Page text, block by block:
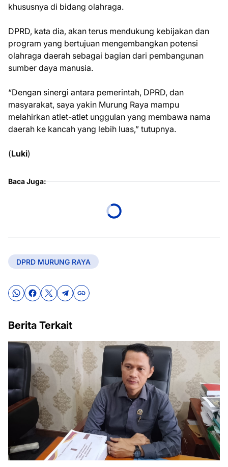
khususnya di bidang olahraga.
DPRD, kata dia, akan terus mendukung kebijakan dan
program yang bertujuan mengembangkan potensi
olahraga daerah sebagai bagian dari pembangunan
sumber daya manusia.
“Dengan sinergi antara pemerintah, DPRD, dan
masyarakat, saya yakin Murung Raya mampu
melahirkan atlet-atlet unggulan yang membawa nama
daerah ke kancah yang lebih luas,” tutupnya.
(Luki)
Baca Juga:
DPRD MURUNG RAYA
Berita Terkait